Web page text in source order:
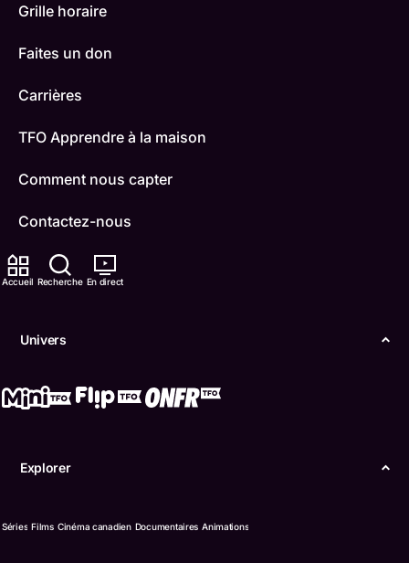
Accueil Recherche En direct
Univers
Explorer
Séries Films Cinéma canadien Documentaires Animations
Grille horaire
Faites un don
Carrières
TFO Apprendre à la maison
Comment nous capter
Contactez-nous
ONFR
Boukili
Conditions d'utilisation
Confidentialité
langue française de l’Ontario (TFO) - 2026